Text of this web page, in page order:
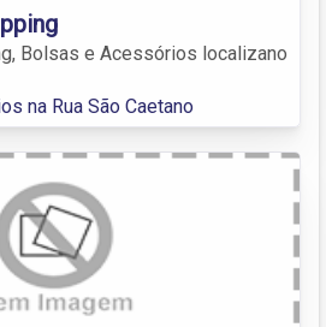
Bolsas e Acessórios localizano
na Rua São Caetano